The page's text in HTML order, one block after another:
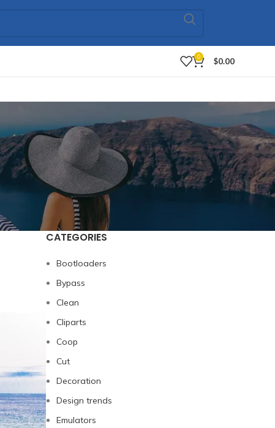
0 $0.00
CATEGORIES
Bootloaders
Bypass
Clean
Cliparts
Coop
Cut
Decoration
Design trends
Emulators